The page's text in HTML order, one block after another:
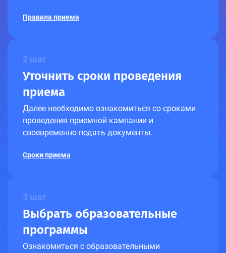
Правила приема
2 шаг
Уточнить сроки проведения
приема
Далее необходимо ознакомиться со сроками
проведения приемной кампании и
своевременно подать документы.
Сроки приема
3 шаг
Выбрать образовательные
программы
Ознакомиться с образовательными